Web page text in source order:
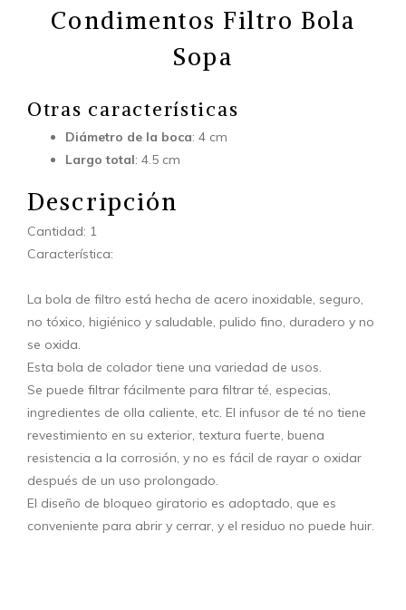
Condimentos Filtro Bola
Sopa
Otras características
Diámetro de la boca: 4 cm
Largo total: 4.5 cm
Descripción
Cantidad: 1
Característica:
La bola de filtro está hecha de acero inoxidable, seguro,
no tóxico, higiénico y saludable, pulido fino, duradero y no
se oxida.
Esta bola de colador tiene una variedad de usos.
Se puede filtrar fácilmente para filtrar té, especias,
ingredientes de olla caliente, etc. El infusor de té no tiene
revestimiento en su exterior, textura fuerte, buena
resistencia a la corrosión, y no es fácil de rayar o oxidar
después de un uso prolongado.
El diseño de bloqueo giratorio es adoptado, que es
conveniente para abrir y cerrar, y el residuo no puede huir.